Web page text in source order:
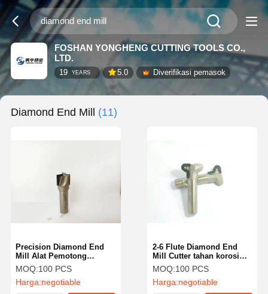
FOSHAN YONGHENG CUTTING TOOLS CO.,
LTD.
19 YEARS 5.0 Diverifikasi pemasok
Diamond End Mill (11)
Precision Diamond End
Mill Alat Pemotong
Multifungsi Untuk Hasil
Mesin yang Optimal
MOQ:100 PCS
Harga:negotiable
2-6 Flute Diamond End
Mill Cutter tahan korosi
untuk bengkel
MOQ:100 PCS
Harga:negotiable